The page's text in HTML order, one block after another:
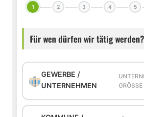
1 2 3 4 5
Für wen dürfen wir tätig werden?
GEWERBE /
UNTERNEHMEN
GRÖSSE